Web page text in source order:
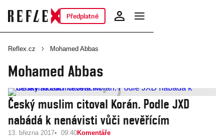
Předplatné
Reflex.cz Mohamed Abbas
Mohamed Abbas
Český muslim citoval Korán. Podle JXD
nabádá k nenávisti vůči nevěřícím
13. března 2017 09:40Komentáře